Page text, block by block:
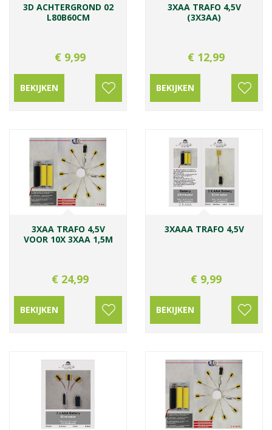
3D ACHTERGROND 02
L80B60CM
€ 9,99
BEKIJKEN
3XAA TRAFO 4,5V
(3X3AA)
€ 12,99
BEKIJKEN
3XAA TRAFO 4,5V
VOOR 10X 3XAA 1,5M
€ 24,99
BEKIJKEN
3XAAA TRAFO 4,5V
€ 9,99
BEKIJKEN